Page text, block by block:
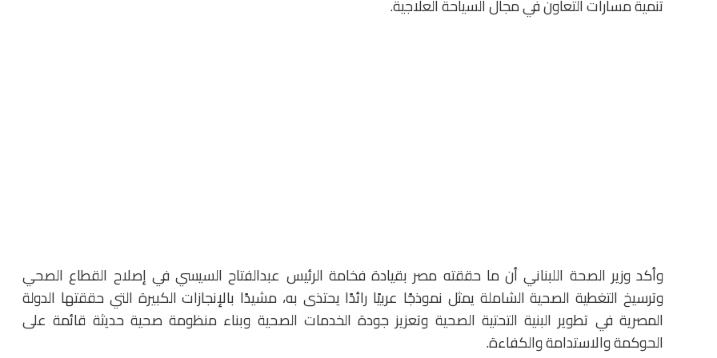
تنمية مسارات التعاون في مجال السياحة العلاجية.
وأكد وزير الصحة اللبناني أن ما حققته مصر بقيادة فخامة الرئيس عبدالفتاح السيسي في إصلاح القطاع الصحي
وترسيخ التغطية الصحية الشاملة يمثل نموذجًا عربيًا رائدًا يحتذى به، مشيدًا بالإنجازات الكبيرة التي حققتها الدولة
المصرية في تطوير البنية التحتية الصحية وتعزيز جودة الخدمات الصحية وبناء منظومة صحية حديثة قائمة على
الحوكمة والاستدامة والكفاءة.